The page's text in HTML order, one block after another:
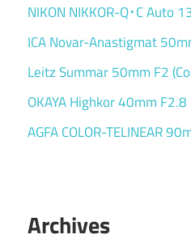
NIKON NIKKOR-Q･C Auto
ICA Novar-Anastigmat
Leitz Summar 50mm F2
OKAYA Highkor 40mm F2.8
AGFA COLOR-TELINEAR
Archives